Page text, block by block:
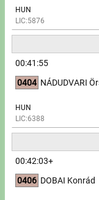
HUN
LIC:5876
00:41:55
0404 NÁDUDVARI
HUN
LIC:6388
00:42:03+
0406 DOBAI Konrád